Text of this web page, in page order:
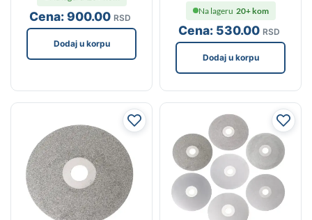
Cena:900.00 RSD
Dodaj u korpu
Cena: 530.00 RSD
Na lageru 20+ kom
Dodaj u korpu